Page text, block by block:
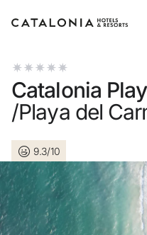
Connectez-
Catalonia
/Playa del
9.3/10